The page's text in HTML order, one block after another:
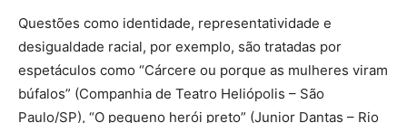
Questões como identidade, representatividade e
desigualdade racial, por exemplo, são tratadas por
espetáculos como “Cárcere ou porque as mulheres viram
búfalos” (Companhia de Teatro Heliópolis – São
Paulo/SP), “O pequeno herói preto” (Junior Dantas – Rio